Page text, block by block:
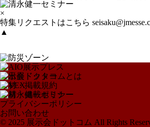
×
特集リクエストはこちら
展示会ドットコムとは
取材・掲載規約
取材・掲載ポリシー
プライバシーポリシー
お問い合わせ
© 2025 展示会ドットコム All Rights
▲